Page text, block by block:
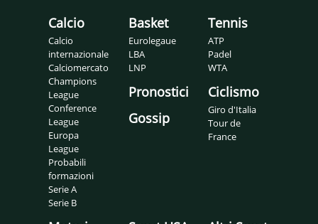
Calcio
Calcio
internazionale
Calciomercato
Champions
League
Conference
League
Europa
League
Probabili
formazioni
Serie A
Serie B
Basket
Eurolegaue
LBA
LNP
Pronostici
Gossip
Tennis
ATP
Padel
WTA
Ciclismo
Giro d'Italia
Tour de
France